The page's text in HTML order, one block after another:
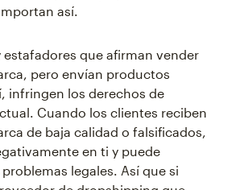
así.
estafadores que afirman vender
pero envían productos
infringen los derechos de
Cuando los clientes reciben
de baja calidad o falsificados,
en ti y puede
legales. Así que si